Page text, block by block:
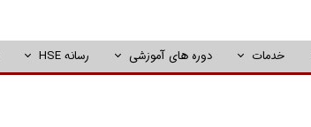
خدمات دوره های آموزشی رسانه HSE